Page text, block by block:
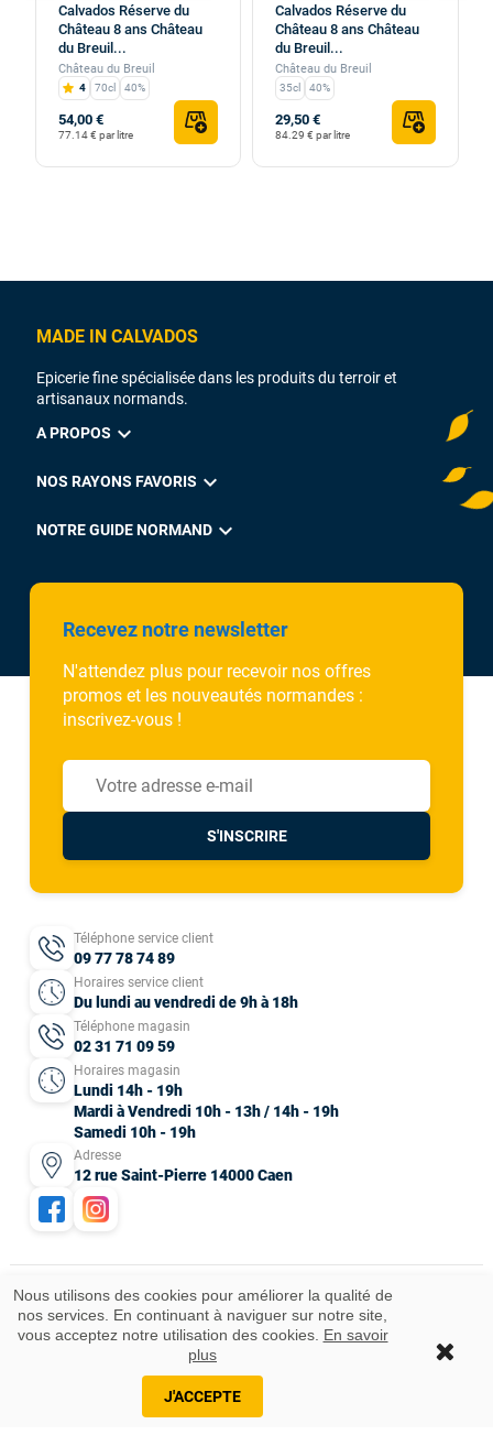
Ajouter au panier
Calvados Réserve du
Château 8 ans Château
du Breuil...
Château du Breuil
4 70cl 40%
54,00 €
77.14 € par litre
Calvados Réserve du
Château 8 ans Château
du Breuil...
Château du Breuil
35cl 40%
29,50 €
84.29 € par litre
MADE IN CALVADOS
Epicerie fine spécialisée dans les produits du terroir et
artisanaux normands.
A PROPOS expand_more
NOS RAYONS FAVORIS expand_more
NOTRE GUIDE NORMAND expand_more
Recevez notre newsletter
N'attendez plus pour recevoir nos offres
promos et les nouveautés normandes :
inscrivez-vous !
S'INSCRIRE
Téléphone service client
09 77 78 74 89
Horaires service client
Du lundi au vendredi de 9h à 18h
Téléphone magasin
02 31 71 09 59
Horaires magasin
Lundi 14h - 19h
Mardi à Vendredi 10h - 13h / 14h - 19h
Samedi 10h - 19h
Adresse
12 rue Saint-Pierre 14000 Caen
Nous utilisons des cookies pour améliorer la qualité de
nos services. En continuant à naviguer sur notre site,
vous acceptez notre utilisation des cookies. En savoir
plus
J'ACCEPTE
Mentions légales CGV Données personnelles